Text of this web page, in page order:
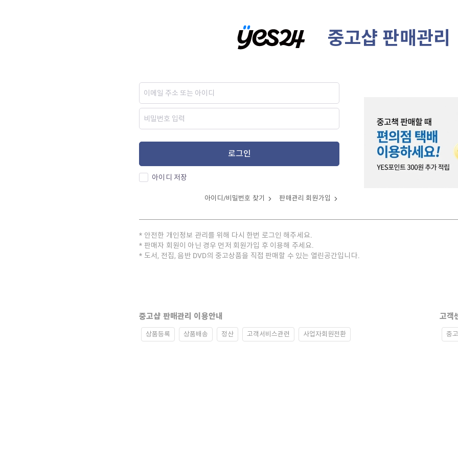
중고샵 판매관리
로그인
아이디 저장
아이디/비밀번호 찾기 판매관리 회원가입
안전한 개인정보 관리를 위해 다시 한번 로그인 해주세요.
판매자 회원이 아닌 경우 먼저 회원가입 후 이용해 주세요.
도서, 전집, 음반 DVD의 중고상품을 직접 판매할 수 있는 열린공간입니다.
중고샵 판매관리 이용안내
상품등록 상품배송 정산 고객서비스관련 사업자회원전환
고객
중